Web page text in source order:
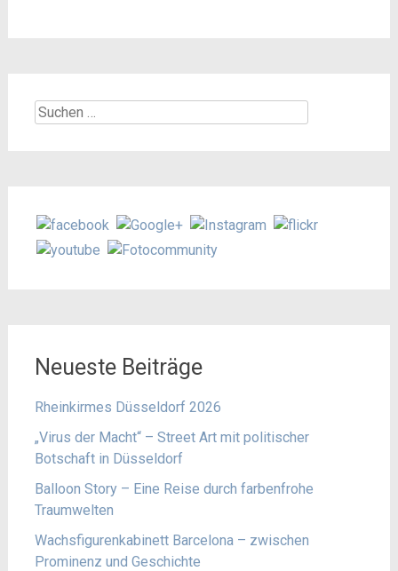
Suchen
Neueste Beiträge
Rheinkirmes Düsseldorf 2026
„Virus der Macht“ – Street Art mit politischer
Botschaft in Düsseldorf
Balloon Story – Eine Reise durch farbenfrohe
Traumwelten
Wachsfigurenkabinett Barcelona – zwischen
Prominenz und Geschichte